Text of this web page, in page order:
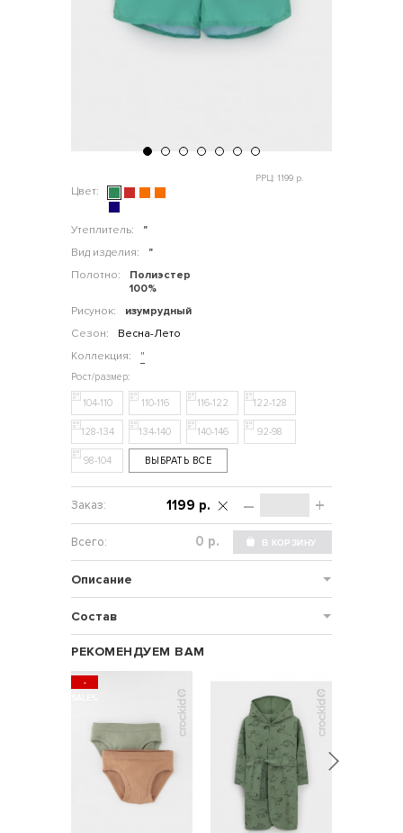
Цвет:
Утеплитель:
"
Вид изделия:
"
Полотно:
Полиэстер
100%
Рисунок:
изумрудный
Сезон:
Весна-Лето
Коллекция:
"
РРЦ: 1199 р.
104-110 110-116 116-122 122-128
128-134 134-140 140-146 92-98
98-104 ВЫБРАТЬ ВСЕ
– +
1199 р.
р.
Описание
Состав
РЕКОМЕНДУЕМ ВАМ
-